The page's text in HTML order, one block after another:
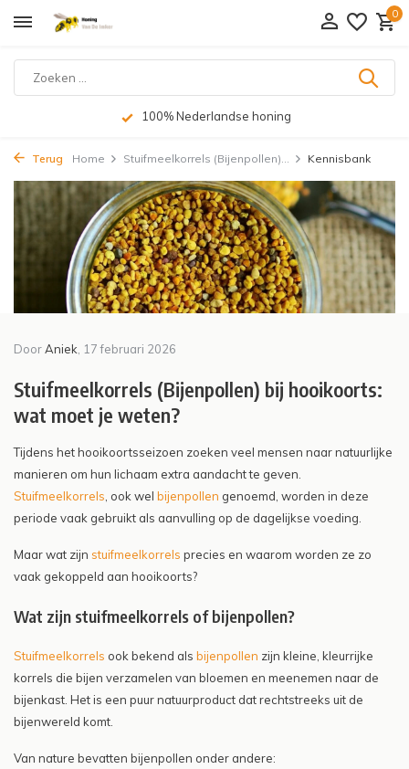
0
100% Nederlandse honing
Terug Home Stuifmeelkorrels (Bijenpollen)... Kennisbank
DoorAniek , 17 februari 2026
Stuifmeelkorrels (Bijenpollen) bij hooikoorts:
wat moet je weten?
Tijdens het hooikoortsseizoen zoeken veel mensen naar natuurlijke
manieren om hun lichaam extra aandacht te geven.
Stuifmeelkorrels , ook wel bijenpollen genoemd, worden in deze
periode vaak gebruikt als aanvulling op de dagelijkse voeding.
Maar wat zijn stuifmeelkorrels precies en waarom worden ze zo
vaak gekoppeld aan hooikoorts?
Wat zijn stuifmeelkorrels of bijenpollen?
Stuifmeelkorrels ook bekend als bijenpollen zijn kleine, kleurrijke
korrels die bijen verzamelen van bloemen en meenemen naar de
bijenkast. Het is een puur natuurproduct dat rechtstreeks uit de
bijenwereld komt.
Van nature bevatten bijenpollen onder andere: